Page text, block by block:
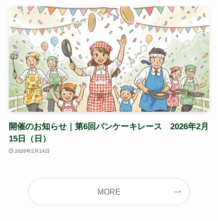
開催のお知らせ｜第6回パンケーキレース 2026年2月
15日（日）
2026年2月14日
MORE